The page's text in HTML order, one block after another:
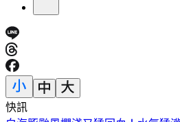
快訊